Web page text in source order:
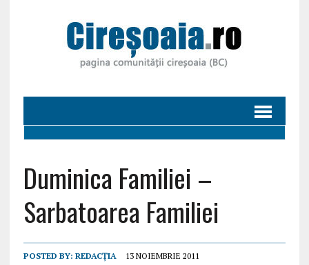
Duminica Familiei –
Sarbatoarea Familiei
POSTED BY: REDACȚIA 13 NOIEMBRIE 2011